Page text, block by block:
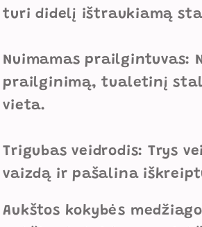
turi didelį ištraukiamą
Nuimamas prailgintuvas:
prailginimą, tualetinį
vieta.
Trigubas veidrodis: Trys
vaizdą ir pašalina
Aukštos kokybės